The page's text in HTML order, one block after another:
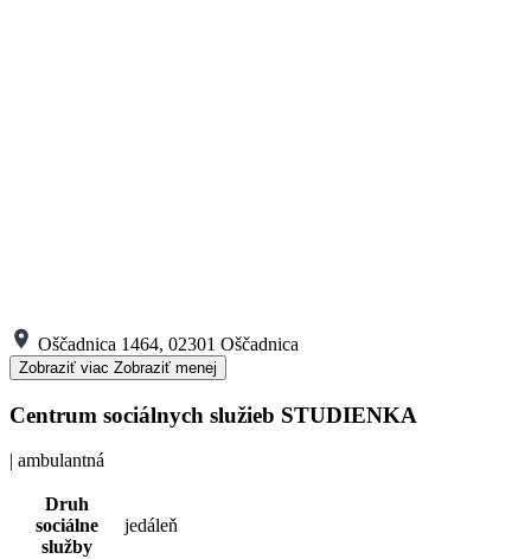
Oščadnica 1464, 02301 Oščadnica
Zobraziť viac Zobraziť menej
Centrum sociálnych služieb STUDIENKA
| ambulantná
Druh
sociálne
služby
jedáleň